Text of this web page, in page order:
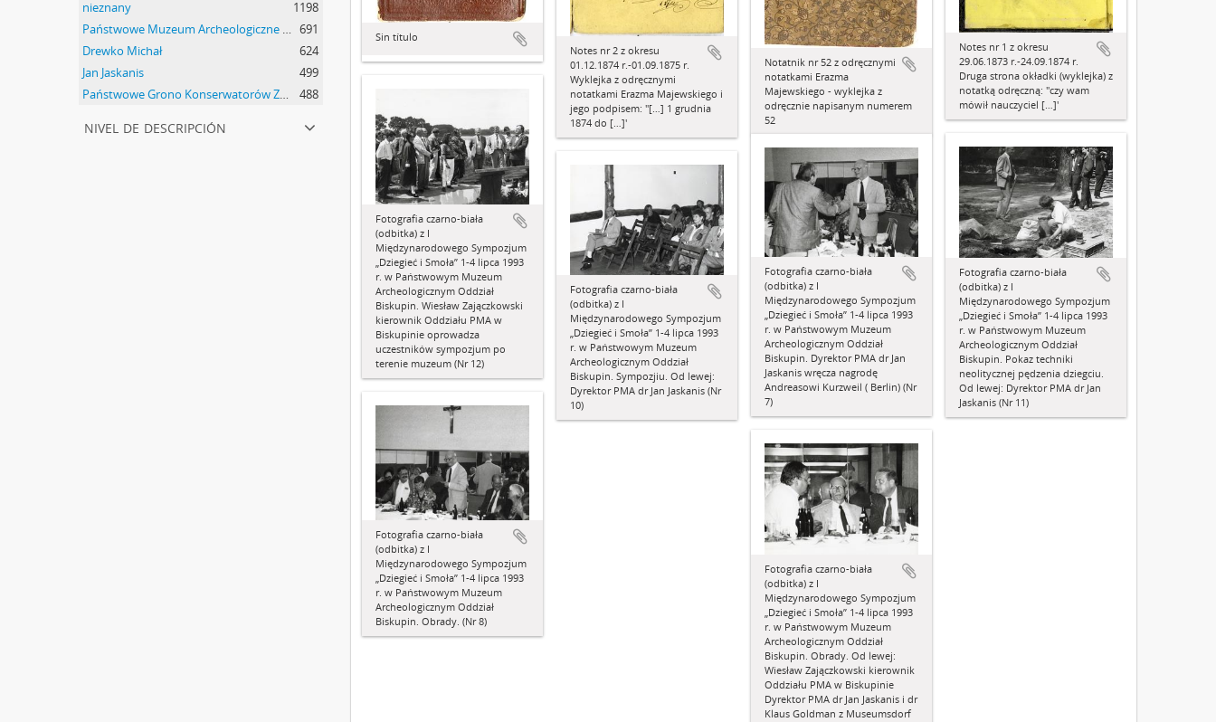
nieznany
1198
Państwowe Muzeum Archeologiczne w Warszawie 691
Drewko Michał
624
Jan Jaskanis
499
Państwowe Grono Konserwatorów Zabytków Przedhistorycznych Michał Drewko
488
nivel de descripción
Sin título
Notes nr 2 z okresu
01.12.1874 r.-01.09.1875 r.
Wyklejka z odręcznymi
notatkami Erazma Majewskiego i
jego podpisem: "[…] 1 grudnia
1874 do […]'
Notatnik nr 52 z odręcznymi
notatkami Erazma
Majewskiego - wyklejka z
odręcznie napisanym numerem
52
Notes nr 1 z okresu
29.06.1873 r.-24.09.1874 r.
Druga strona okładki (wyklejka) z
notatką odręczną: "czy wam
mówił nauczyciel […]'
Fotografia czarno-biała
(odbitka) z I
Międzynarodowego Sympozjum
„Dziegieć i Smoła” 1-4 lipca 1993
r. w Państwowym Muzeum
Archeologicznym Oddział
Biskupin. Wiesław Zajączkowski
kierownik Oddziału PMA w
Biskupinie oprowadza
uczestników sympozjum po
terenie muzeum (Nr 12)
Fotografia czarno-biała
(odbitka) z I
Międzynarodowego Sympozjum
„Dziegieć i Smoła” 1-4 lipca 1993
r. w Państwowym Muzeum
Archeologicznym Oddział
Biskupin. Pokaz techniki
neolitycznej pędzenia dziegciu.
Od lewej: Dyrektor PMA dr Jan
Jaskanis (Nr 11)
Fotografia czarno-biała
(odbitka) z I
Międzynarodowego Sympozjum
„Dziegieć i Smoła” 1-4 lipca 1993
r. w Państwowym Muzeum
Archeologicznym Oddział
Biskupin. Dyrektor PMA dr Jan
Jaskanis wręcza nagrodę
Andreasowi Kurzweil ( Berlin) (Nr
7)
Fotografia czarno-biała
(odbitka) z I
Międzynarodowego Sympozjum
„Dziegieć i Smoła” 1-4 lipca 1993
r. w Państwowym Muzeum
Archeologicznym Oddział
Biskupin. Sympozjiu. Od lewej:
Dyrektor PMA dr Jan Jaskanis (Nr
10)
Fotografia czarno-biała
(odbitka) z I
Międzynarodowego Sympozjum
„Dziegieć i Smoła” 1-4 lipca 1993
r. w Państwowym Muzeum
Archeologicznym Oddział
Biskupin. Obrady. (Nr 8)
Fotografia czarno-biała
(odbitka) z I
Międzynarodowego Sympozjum
„Dziegieć i Smoła” 1-4 lipca 1993
r. w Państwowym Muzeum
Archeologicznym Oddział
Biskupin. Obrady. Od lewej:
Wiesław Zajączkowski kierownik
Oddziału PMA w Biskupinie
Dyrektor PMA dr Jan Jaskanis i dr
Klaus Goldman z Museumsdorf